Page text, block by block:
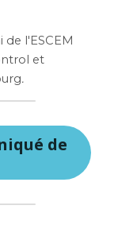
l'ESCEM
et
.
de